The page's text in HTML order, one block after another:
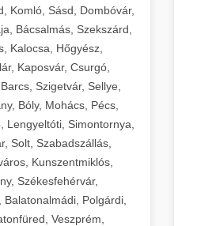
Komló, Sásd, Dombóvár,
Bácsalmás, Szekszárd,
Kalocsa, Hőgyész,
Kaposvár, Csurgó,
Szigetvár, Sellye,
Bóly, Mohács, Pécs,
Lengyeltóti, Simontornya,
Solt, Szabadszállás,
Kunszentmiklós,
Székesfehérvár,
Polgárdi,
Veszprém,